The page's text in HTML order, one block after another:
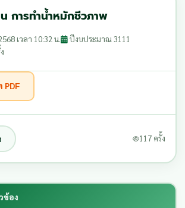
การทำน้ำหมักชีวภาพ
เวลา 10:32 น.
ปีงบประมาณ 3111
PDF
117 ครั้ง
ข้อง